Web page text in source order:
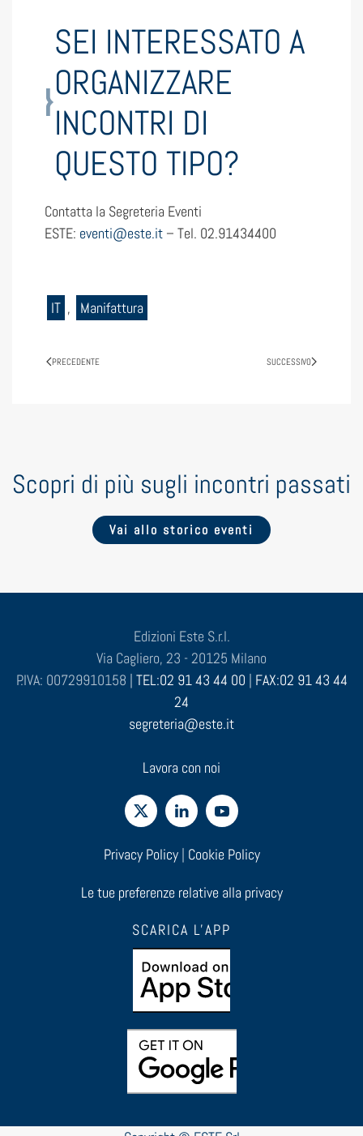
SEI INTERESSATO A
ORGANIZZARE
INCONTRI DI
QUESTO TIPO?
Contatta la Segreteria Eventi
ESTE: eventi@este.it – Tel. 02.91434400
IT , Manifattura
PRECEDENTE SUCCESSIVO
Scopri di più sugli incontri passati
Vai allo storico eventi
Edizioni Este S.r.l.
Via Cagliero, 23 - 20125 Milano
P.IVA: 00729910158 | TEL:02 91 43 44 00 | FAX:02 91 43 44
24
segreteria@este.it
Lavora con noi
Privacy Policy| Cookie Policy
Le tue preferenze relative alla privacy
SCARICA L'APP